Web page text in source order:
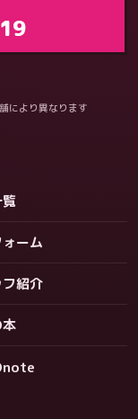
により異なります
ーム
紹介
note